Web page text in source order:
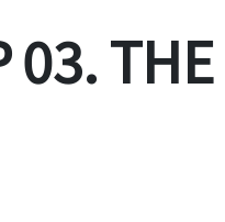
03.